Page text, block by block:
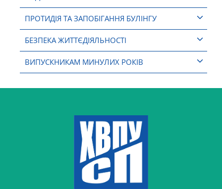
ПРОТИДІЯ ТА ЗАПОБІГАННЯ БУЛІНГУ
БЕЗПЕКА ЖИТТЄДІЯЛЬНОСТІ
ВИПУСКНИКАМ МИНУЛИХ РОКІВ